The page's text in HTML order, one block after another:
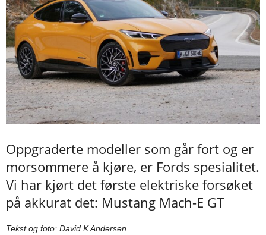
Oppgraderte modeller som går fort og er
morsommere å kjøre, er Fords spesialitet.
Vi har kjørt det første elektriske forsøket
på akkurat det: Mustang Mach-E GT
Tekst og foto: David K Andersen